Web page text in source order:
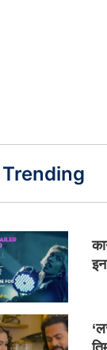
Trending